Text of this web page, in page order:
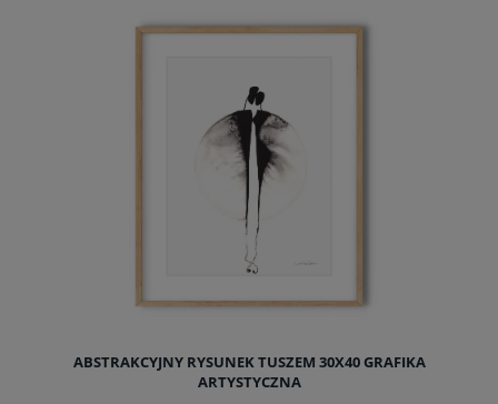
do koszyka
ABSTRAKCYJNY RYSUNEK TUSZEM 30X40 GRAFIKA
ARTYSTYCZNA